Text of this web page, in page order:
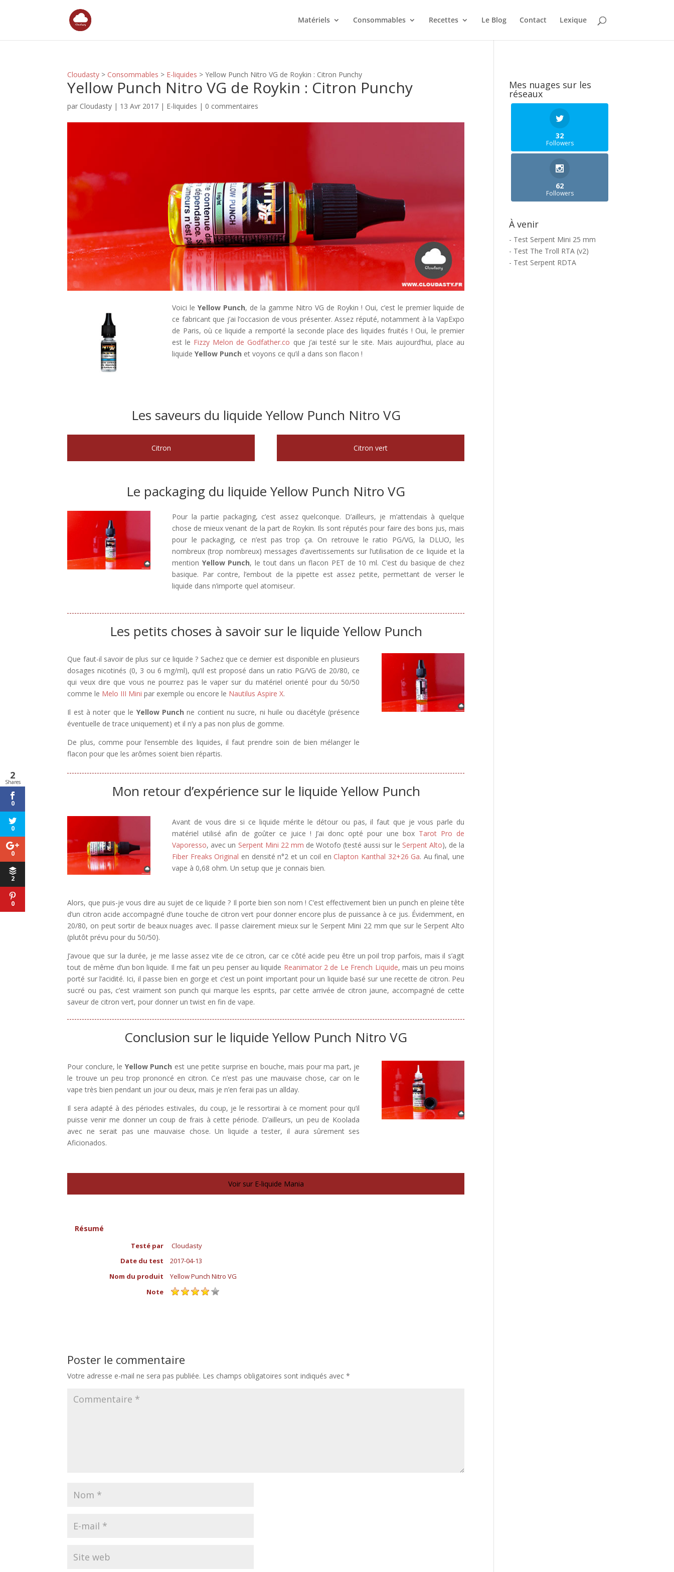
Matériels Consommables Recettes Le Blog Contact Lexique
Cloudasty > Consommables > E-liquides >Yellow Punch Nitro VG de Roykin : Citron Punchy
Yellow Punch Nitro VG de Roykin : Citron Punchy
par Cloudasty | 13 Avr 2017 | E-liquides | 0 commentaires
Voici leYellow Punch, de la gamme Nitro VG de Roykin ! Oui, c’est le premier liquide de
ce fabricant que j’ai l’occasion de vous présenter. Assez réputé, notamment à la VapExpo
de Paris, où ce liquide a remporté la seconde place des liquides fruités ! Oui, le premier
est le Fizzy Melon de Godfather.co que j’ai testé sur le site. Mais aujourd’hui, place au
liquideYellow Punch et voyons ce qu’il a dans son flacon !
Les saveurs du liquide Yellow Punch Nitro VG
Citron Citron vert
Le packaging du liquide Yellow Punch Nitro VG
Pour la partie packaging, c’est assez quelconque. D’ailleurs, je m’attendais à quelque
chose de mieux venant de la part de Roykin. Ils sont réputés pour faire des bons jus, mais
pour le packaging, ce n’est pas trop ça. On retrouve le ratio PG/VG, la DLUO, les
nombreux (trop nombreux) messages d’avertissements sur l’utilisation de ce liquide et la
mention Yellow Punch, le tout dans un flacon PET de 10 ml. C’est du basique de chez
basique. Par contre, l’embout de la pipette est assez petite, permettant de verser le
liquide dans n’importe quel atomiseur.
Les petits choses à savoir sur le liquide Yellow Punch
Que faut-il savoir de plus sur ce liquide ? Sachez que ce dernier est disponible en plusieurs
dosages nicotinés (0, 3 ou 6 mg/ml), qu’il est proposé dans un ratio PG/VG de 20/80, ce
qui veux dire que vous ne pourrez pas le vaper sur du matériel orienté pour du 50/50
comme le Melo III Mini par exemple ou encore le Nautilus Aspire X.
Il est à noter que le Yellow Punch ne contient nu sucre, ni huile ou diacétyle (présence
éventuelle de trace uniquement) et il n’y a pas non plus de gomme.
De plus, comme pour l’ensemble des liquides, il faut prendre soin de bien mélanger le
flacon pour que les arômes soient bien répartis.
Mon retour d’expérience sur le liquide Yellow Punch
Avant de vous dire si ce liquide mérite le détour ou pas, il faut que je vous parle du
matériel utilisé afin de goûter ce juice ! J’ai donc opté pour une box Tarot Pro de
Vaporesso, avec un Serpent Mini 22 mm de Wotofo (testé aussi sur le Serpent Alto), de la
Fiber Freaks Original en densité n°2 et un coil en Clapton Kanthal 32+26 Ga. Au final, une
vape à 0,68 ohm. Un setup que je connais bien.
Alors, que puis-je vous dire au sujet de ce liquide ? Il porte bien son nom ! C’est effectivement bien un punch en pleine tête
d’un citron acide accompagné d’une touche de citron vert pour donner encore plus de puissance à ce jus. Évidemment, en
20/80, on peut sortir de beaux nuages avec. Il passe clairement mieux sur le Serpent Mini 22 mm que sur le Serpent Alto
(plutôt prévu pour du 50/50).
J’avoue que sur la durée, je me lasse assez vite de ce citron, car ce côté acide peu être un poil trop parfois, mais il s’agit
tout de même d’un bon liquide. Il me fait un peu penser au liquide Reanimator 2 de Le French Liquide, mais un peu moins
porté sur l’acidité. Ici, il passe bien en gorge et c’est un point important pour un liquide basé sur une recette de citron. Peu
sucré ou pas, c’est vraiment son punch qui marque les esprits, par cette arrivée de citron jaune, accompagné de cette
saveur de citron vert, pour donner un twist en fin de vape.
Conclusion sur le liquide Yellow Punch Nitro VG
Pour conclure, le Yellow Punch est une petite surprise en bouche, mais pour ma part, je
le trouve un peu trop prononcé en citron. Ce n’est pas une mauvaise chose, car on le
vape très bien pendant un jour ou deux, mais je n’en ferai pas un allday.
Il sera adapté à des périodes estivales, du coup, je le ressortirai à ce moment pour qu’il
puisse venir me donner un coup de frais à cette période. D’ailleurs, un peu de Koolada
avec ne serait pas une mauvaise chose. Un liquide a tester, il aura sûrement ses
Aficionados.
Voir sur E-liquide Mania
Résumé
Testé par
Cloudasty
Date du test
2017-04-13
Nom du produit
Yellow Punch Nitro VG
Note
Poster le commentaire
Votre adresse e-mail ne sera pas publiée. Les champs obligatoires sont indiqués avec*
Mes nuages sur les
réseaux
32
Followers
62
Followers
À venir
- Test Serpent Mini 25 mm
- Test The Troll RTA (v2)
- Test Serpent RDTA
2
Shares
0
0
0
2
0